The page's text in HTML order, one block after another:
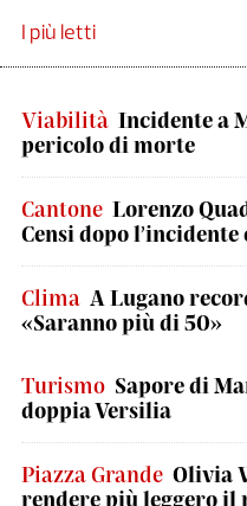
I più letti
Viabilità Incidente a
pericolo di morte
Cantone Lorenzo
Censi dopo
Clima A Lugano
«Saranno più di 50»
Turismo Sapore di
doppia Versilia
Piazza Grande Olivia
rendere più leggero il